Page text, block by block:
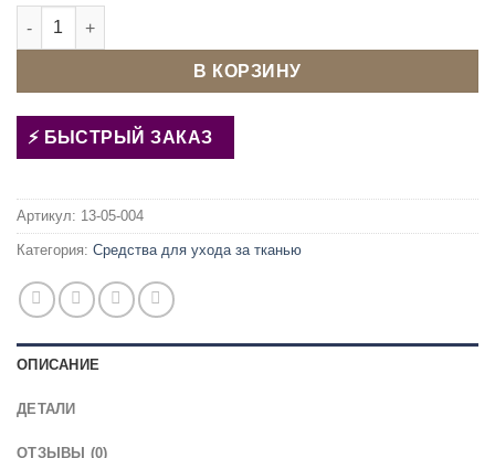
Количество товара Клей текстильный 50 ml
В КОРЗИНУ
БЫСТРЫЙ ЗАКАЗ
Артикул: 13-05-004
Категория: Средства для ухода за тканью
ОПИСАНИЕ
ДЕТАЛИ
ОТЗЫВЫ (0)